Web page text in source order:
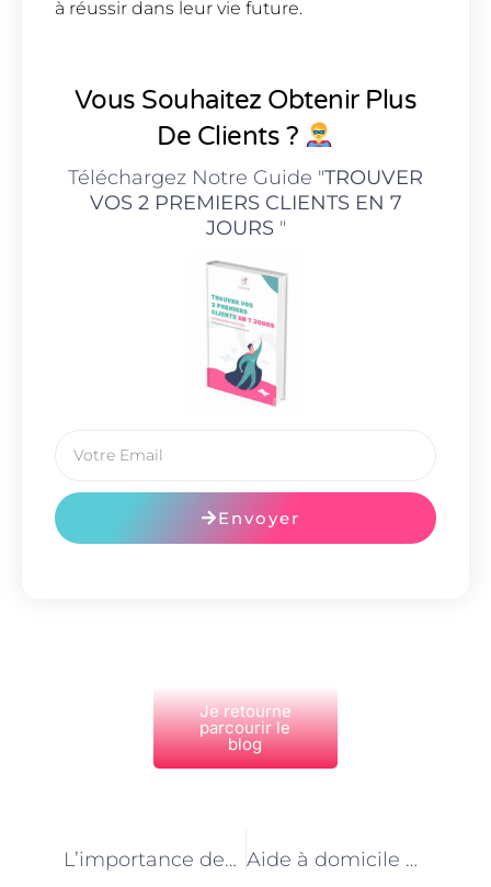
à réussir dans leur vie future.
Vous Souhaitez Obtenir Plus
De Clients ?
Téléchargez Notre Guide "TROUVER
VOS 2 PREMIERS CLIENTS EN 7
JOURS"
Envoyer
Je retourne
parcourir le
blog
L’importance des aides à domicile dans le maintien à domicile des personnes handicapées à Paris Aide à domicile à Paris : un secteur en pleine expansion face au vieillissement de la population